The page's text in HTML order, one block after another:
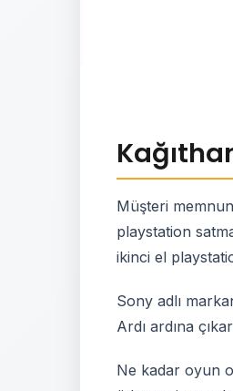
Müşteri
playstation
ikinci el
Sony adlı
Ardı ardına
Ne kadar oyun